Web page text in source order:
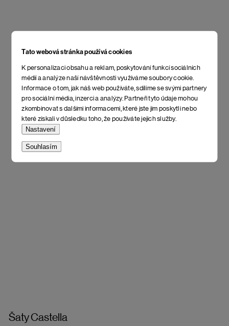
Tato webová stránka používá cookies
K personalizaci obsahu a reklam, poskytování funkcí sociálních
médií a analýze naší návštěvnosti využíváme soubory cookie.
Informace o tom, jak náš web používáte, sdílíme se svými partnery
pro sociální média, inzerci a analýzy. Partneři tyto údaje mohou
zkombinovat s dalšími informacemi, které jste jim poskytli nebo
které získali v důsledku toho, že používáte jejich služby.
Nastavení
Souhlasím
Šaty Castella